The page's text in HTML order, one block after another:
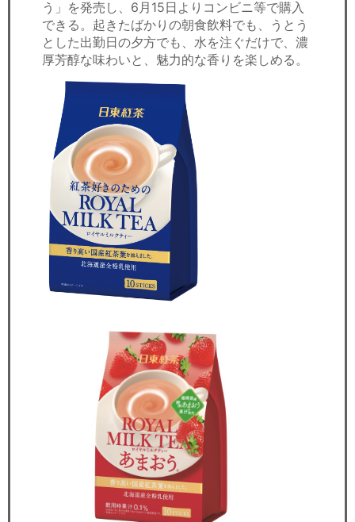
う」を発売し、6月15日よりコンビニ等で購入
できる。起きたばかりの朝食飲料でも、うとう
とした出勤日の夕方でも、水を注ぐだけで、濃
厚芳醇な味わいと、魅力的な香りを楽しめる。